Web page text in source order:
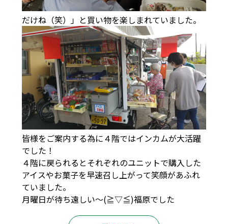
だけね（笑）」と買い物を楽しまれていました。
皆様をご案内する為に４階ではインカムが大活躍
でした！
４階に戻られるとそれぞれのユニットで購入した
アイスやお菓子を早速召し上がって笑顔があふれ
ていました。
月曜日が待ち遠しい～(≧▽≦)福原でした